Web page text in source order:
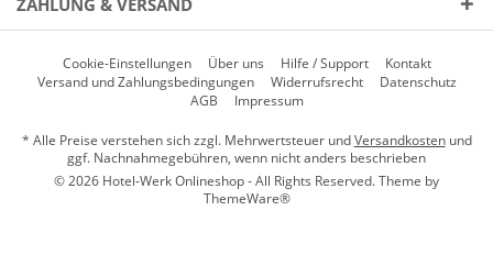
ZAHLUNG & VERSAND
Cookie-Einstellungen Über uns Hilfe / Support
Kontakt
Versand und Zahlungsbedingungen
Widerrufsrecht
Datenschutz
AGB
Impressum
* Alle Preise verstehen sich zzgl. Mehrwertsteuer undVersandkostenund
ggf. Nachnahmegebühren, wenn nicht anders beschrieben
© 2026 Hotel-Werk Onlineshop - All Rights Reserved. Theme by
ThemeWare®